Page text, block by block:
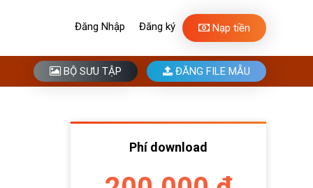
Đăng Nhập Đăng ký Nạp tiền
BỘ SƯU TẬP ĐĂNG FILE MẪU
Phí download